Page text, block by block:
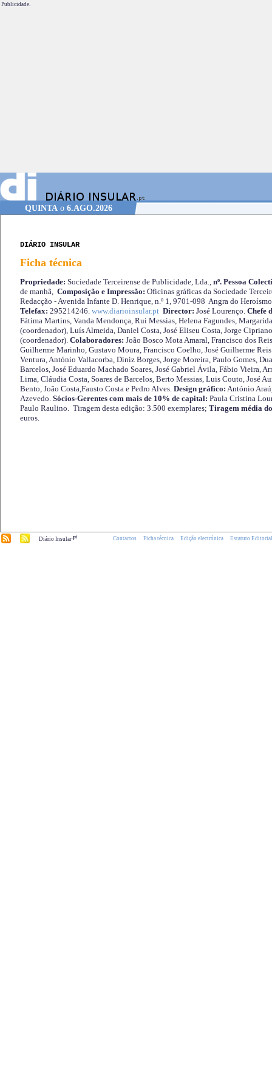
Publicidade.
QUINTAo 6.AGO.2026
DIÁRIO INSULAR
Ficha técnica
Propriedade: Sociedade Terceirense de Publicidade, Lda., nº. Pessoa
de manhã, Composição e Impressão: Oficinas gráficas da Sociedade
Redacção - Avenida Infante D. Henrique, n.º 1, 9701-098 Angra do
Telefax: 295214246. www.diarioinsular.pt Director: José Lourenço. Chefe
Fátima Martins, Vanda Mendonça, Rui Messias, Helena Fagundes,
(coordenador), Luís Almeida, Daniel Costa, José Eliseu Costa, Jorge
(coordenador). Colaboradores: João Bosco Mota Amaral, Francisco dos
Guilherme Marinho, Gustavo Moura, Francisco Coelho, José Guilherme
Ventura, António Vallacorba, Diniz Borges, Jorge Moreira, Paulo Gomes,
Barcelos, José Eduardo Machado Soares, José Gabriel Ávila, Fábio Vieira,
Lima, Cláudia Costa, Soares de Barcelos, Berto Messias, Luis Couto, José
Bento, João Costa,Fausto Costa e Pedro Alves. Design gráfico: António
Azevedo. Sócios-Gerentes com mais de 10% de capital: Paula Cristina
Paulo Raulino. Tiragem desta edição: 3.500 exemplares; Tiragem média
euros.
Diário Insular.pt Contactos Ficha técnica Edição electrónica Estatuto Editorial